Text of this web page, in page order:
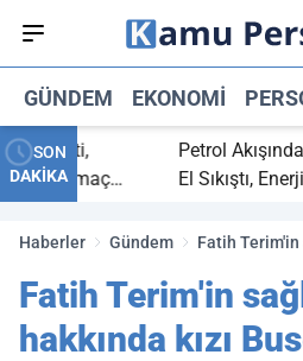
GÜNDEM EKONOMI
SON
DAKİKA
bitti,
maç
Petrol Akışında
El Sıkıştı, Enerji
Haberler Gündem
Fatih Terim'in
Fatih Terim'in
hakkında kızı